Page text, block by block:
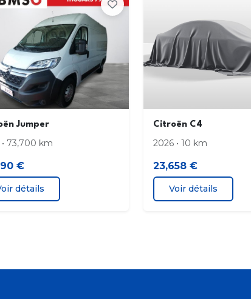
Jumper
• 73,700 km
€
détails
Citroën C4
2026 • 10 km
23,658 €
Voir détails